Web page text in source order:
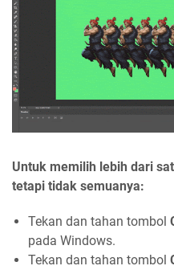
Untuk memilih lebih dari
tetapi tidak semuanya:
Tekan dan tahan tombol
pada Windows.
Tekan dan tahan tombol